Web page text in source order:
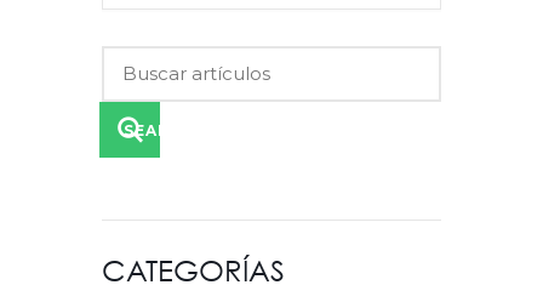
SEARCH
CATEGORÍAS